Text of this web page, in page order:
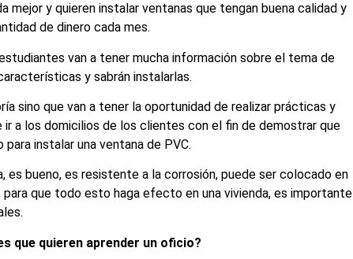
mejor y quieren instalar ventanas que tengan buena calidad y
de dinero cada mes.
van a tener mucha información sobre el tema de
y sabrán instalarlas.
sino que van a tener la oportunidad de realizar prácticas y
a los domicilios de los clientes con el fin de demostrar que
instalar una ventana de PVC.
es bueno, es resistente a la corrosión, puede ser colocado en
para que todo esto haga efecto en una vivienda, es importante
que quieren aprender un oficio?